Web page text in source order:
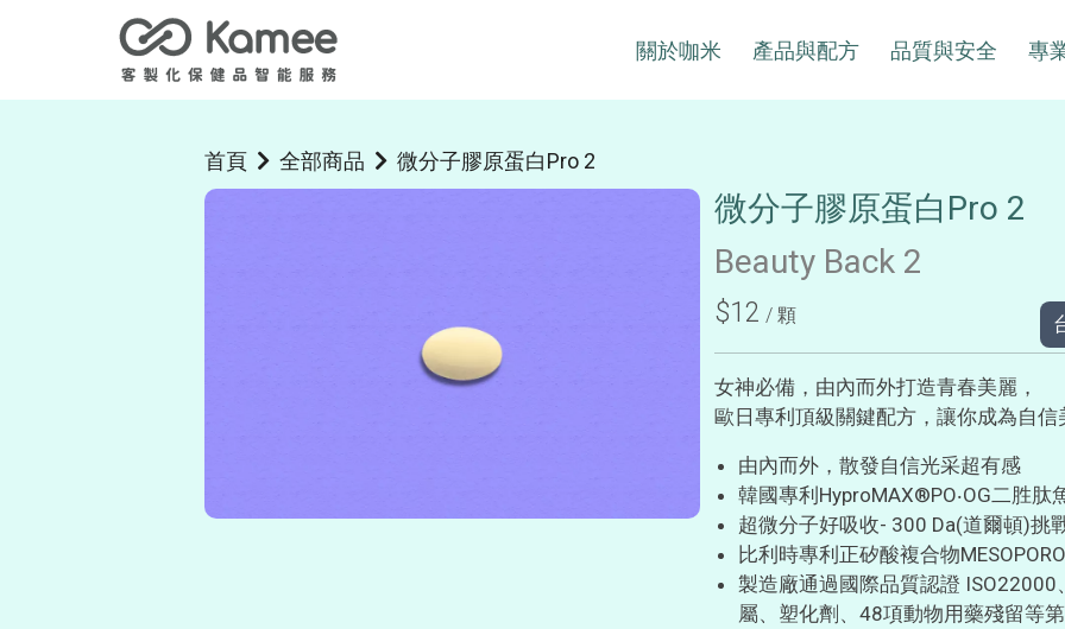
關於咖米 產品與配方 品質與安全 專
首頁 全部商品 微分子膠原蛋白Pro 2
微分子膠原蛋白Pro 2
Beauty Back 2
$12 / 顆
女神必備，由內而外打造青春美麗，
歐日專利頂級關鍵配方，讓你成為自信
由內而外，散發自信光采超有感
韓國專利HyproMAX®PO‧OG二胜肽
超微分子好吸收- 300 Da(道爾頓)挑
比利時專利正矽酸複合物
製造廠通過國際品質認證 ISO22000
屬、塑化劑、48項動物用藥殘留等